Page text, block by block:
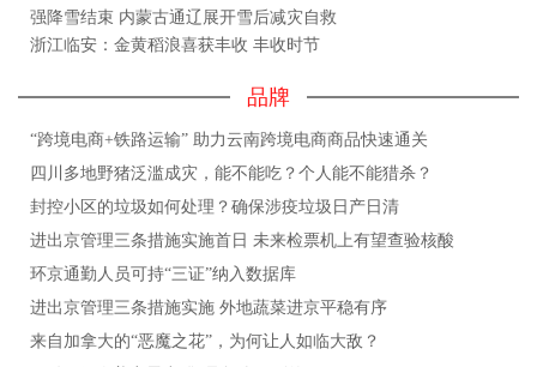
强降雪结束 内蒙古通辽展开雪后减灾自救
浙江临安：金黄稻浪喜获丰收 丰收时节
品牌
“跨境电商+铁路运输” 助力云南跨境电商商品快速通关
四川多地野猪泛滥成灾，能不能吃？个人能不能猎杀？
封控小区的垃圾如何处理？确保涉疫垃圾日产日清
进出京管理三条措施实施首日 未来检票机上有望查验核酸
环京通勤人员可持“三证”纳入数据库
进出京管理三条措施实施 外地蔬菜进京平稳有序
来自加拿大的“恶魔之花”，为何让人如临大敌？